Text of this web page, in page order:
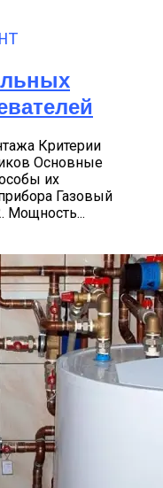
Критерии
Основные
их
Газовый
Мощность...